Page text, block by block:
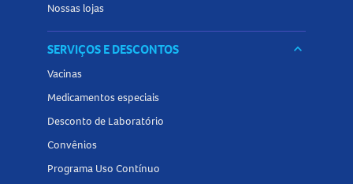
Nossas lojas
SERVIÇOS E DESCONTOS keyboard_arrow_down
Vacinas
Medicamentos especiais
Desconto de Laboratório
Convênios
Programa Uso Contínuo